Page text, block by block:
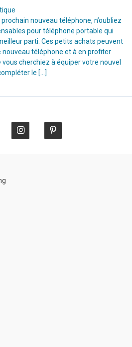
nouveau téléphone, n’oubliez
pour téléphone portable qui
parti. Ces petits achats peuvent
téléphone et à en profiter
cherchiez à équiper votre nouvel
le […]